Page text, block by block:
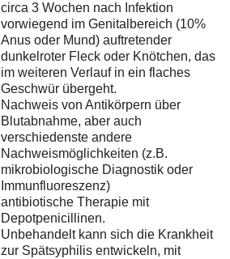
circa 3 Wochen nach Infektion
vorwiegend im Genitalbereich (10%
Anus oder Mund) auftretender
dunkelroter Fleck oder Knötchen, das
im weiteren Verlauf in ein flaches
Geschwür übergeht.
Nachweis von Antikörpern über
Blutabnahme, aber auch
verschiedenste andere
Nachweismöglichkeiten (z.B.
mikrobiologische Diagnostik oder
Immunfluoreszenz)
antibiotische Therapie mit
Depotpenicillinen.
Unbehandelt kann sich die Krankheit
zur Spätsyphilis entwickeln, mit